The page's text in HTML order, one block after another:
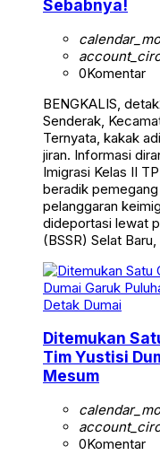
Sebabnya!
0Komentar
BENGKALIS,
Senderak,
Ternyata, kakak
jiran. Informasi
Imigrasi Kelas II
beradik
pelanggaran
dideportasi lewat
(BSSR) Selat
Detak Dumai
Ditemukan
Tim Yustisi
Mesum
0Komentar